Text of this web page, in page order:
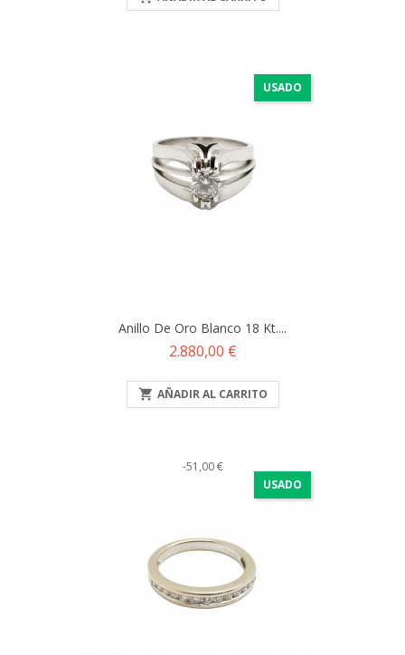
USADO
Anillo De Oro Blanco 18 Kt....
Precio
2.880,00 €
 AÑADIR AL CARRITO
USADO
-51,00 €